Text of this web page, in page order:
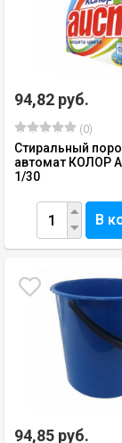
94,82 руб.
(0)
Стиральный
автомат КОЛОР
1/30
В
94,85 руб.